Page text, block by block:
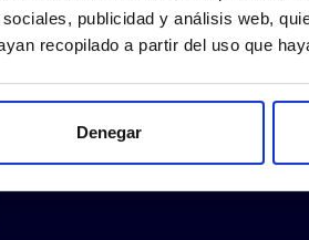
sociales, publicidad y análisis web,
recopilado a partir del uso que
Denegar